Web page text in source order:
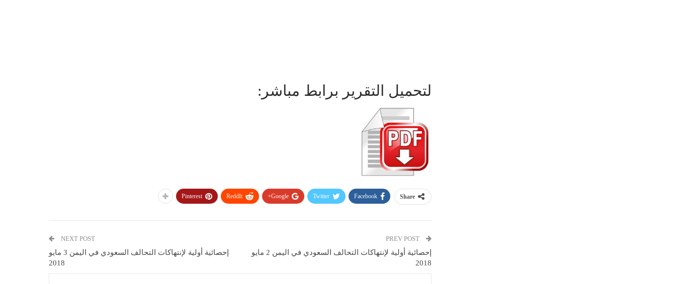
لتحميل التقرير برابط مباشر:
Share
Facebook
Twitter
Google+
ReddIt
Pinterest
PREV POST
إحصائية أولية لإنتهاكات التحالف السعودي في اليمن 2 مايو
2018
NEXT POST
إحصائية أولية لإنتهاكات التحالف السعودي في اليمن 3 مايو
2018